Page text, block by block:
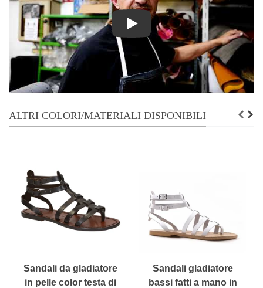
Play
ALTRI COLORI/MATERIALI DISPONIBILI
Sandali da gladiatore
in pelle color testa di
Sandali gladiatore
bassi fatti a mano in